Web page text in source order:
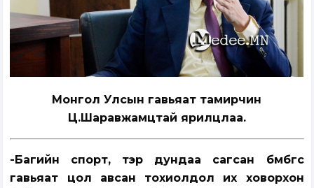
Монгол Улсын гавьяат тамирчин
Ц.Шаравжамцтай ярилцлаа.
-Багийн спорт, тэр дундаа сагсан бөмбөгөөс
гавьяат цол авсан тохиолдол их ховорхон